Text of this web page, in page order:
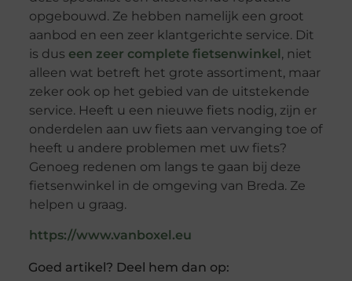
opgebouwd. Ze hebben namelijk een groot
aanbod en een zeer klantgerichte service. Dit
is dus een zeer complete fietsenwinkel, niet
alleen wat betreft het grote assortiment, maar
zeker ook op het gebied van de uitstekende
service. Heeft u een nieuwe fiets nodig, zijn er
onderdelen aan uw fiets aan vervanging toe of
heeft u andere problemen met uw fiets?
Genoeg redenen om langs te gaan bij deze
fietsenwinkel in de omgeving van Breda. Ze
helpen u graag.
https://www.vanboxel.eu
Goed artikel? Deel hem dan op: